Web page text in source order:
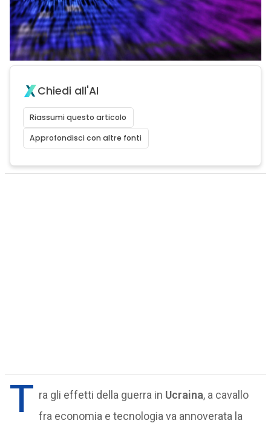
Chiedi all'AI
Riassumi questo articolo
Approfondisci con altre fonti
T ra gli effetti della guerra in Ucraina, a cavallo
fra economia e tecnologia va annoverata la